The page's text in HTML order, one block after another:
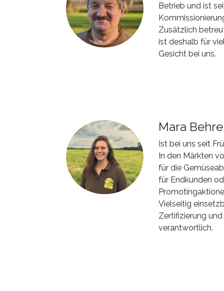
Betrieb und ist
Zusätzlich
ist deshalb für
Gesicht bei uns.
Mara
Ist bei uns seit
In den Märkten
für die
für Endkunden
Vielseitig
Zertifizierung
verantwortlich.